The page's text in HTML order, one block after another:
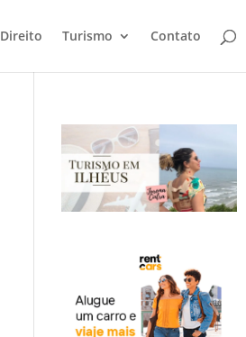
Direito Turismo Contato